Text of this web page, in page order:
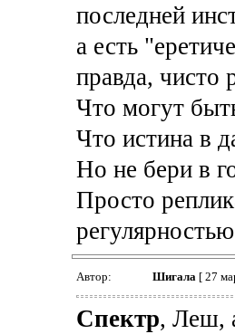
последней
а есть
правда, чисто
Что могут
Что истина в
Но не бери в
Просто
Автор: Шигала[ 27
Спектр, Леш,